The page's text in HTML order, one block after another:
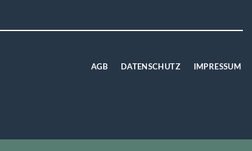
AGB DATENSCHUTZ IMPRESSUM